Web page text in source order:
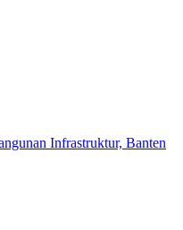
Infrastruktur, Banten